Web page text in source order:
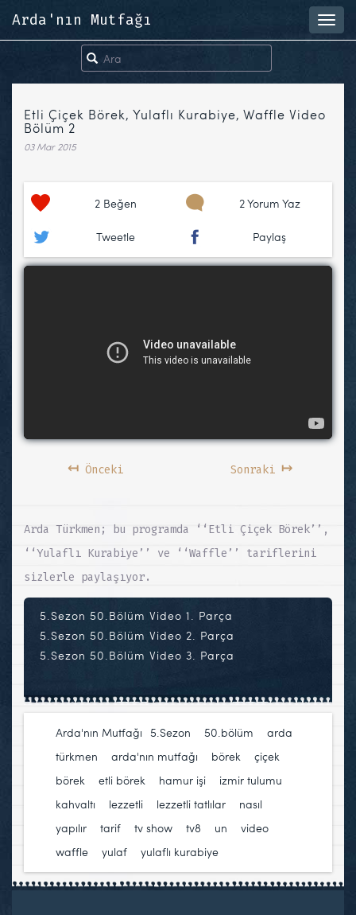
Arda'nın Mutfağı
Etli Çiçek Börek, Yulaflı Kurabiye, Waffle Video
Bölüm 2
03 Mar 2015
2 Beğen 2 Yorum Yaz
Tweetle Paylaş
↤Önceki Sonraki ↦
Arda Türkmen; bu programda ‘‘Etli Çiçek Börek’’,
‘‘Yulaflı Kurabiye’’ ve ‘‘Waffle’’ tariflerini
sizlerle paylaşıyor.
5.Sezon 50.Bölüm Video 1. Parça
5.Sezon 50.Bölüm Video 2. Parça
5.Sezon 50.Bölüm Video 3. Parça
Arda'nın Mutfağı 5.Sezon 50.bölüm
arda
türkmen
arda'nın mutfağı börek
çiçek
börek
etli börek hamur işi izmir tulumu
kahvaltı
lezzetli lezzetli tatlılar
nasıl
yapılır
tarif tv show tv8 un video
waffle
yulaf yulaflı kurabiye